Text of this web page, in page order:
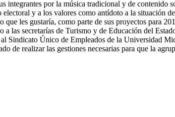
integrantes por la música tradicional y de contenido
y a los valores como antídoto a la situación
les gustaría, como parte de sus proyectos para
las secretarías de Turismo y de Educación del
Único de Empleados de la Universidad
realizar las gestiones necesarias para que la